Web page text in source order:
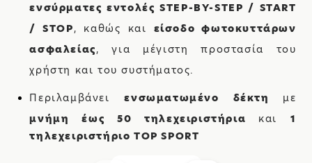
ενσύρματες εντολές STEP-BY-STEP / START
/ STOP, καθώς και είσοδο φωτοκυττάρων
ασφαλείας, για μέγιστη προστασία του
χρήστη και του συστήματος.
Περιλαμβάνειενσωματωμένο δέκτη με
μνήμη έως 50 τηλεχειριστήρια και
1
τηλεχειριστήριο TOP SPORT